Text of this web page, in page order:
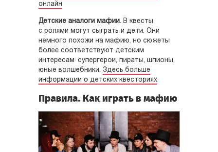
онлайн
Детские аналоги мафии. В квесты
с ролями могут сыграть и дети. Они
немного похожи на мафию, но сюжеты
более соответствуют детским
интересам: супергерои, пираты, шпионы,
юные волшебники. Здесь больше
информации о детских квесториях
Правила. Как играть в мафию